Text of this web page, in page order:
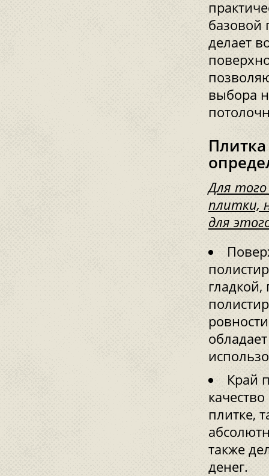
базовой
делает
выбора
Для
плитки,
для
Край
плитке,
также
денег.